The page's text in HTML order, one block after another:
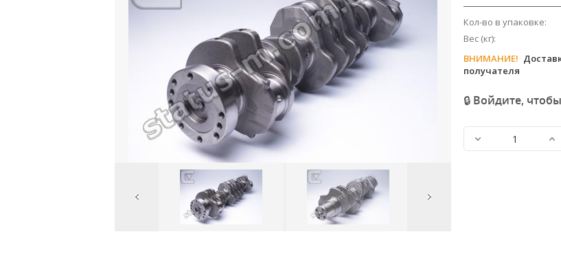
Кол-во в упаковке:
Вес (кг):
ВНИМАНИЕ!
получателя
🔒 Войдите,